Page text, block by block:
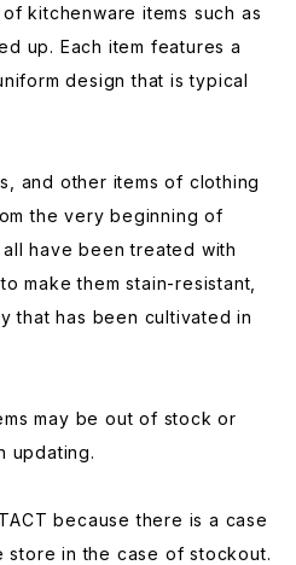
kitchenware items such as
up. Each item features a
design that is typical
and other items of clothing
the very beginning of
have been treated with
make them stain-resistant,
that has been cultivated in
may be out of stock or
updating.
because there is a case
store in the case of stockout.